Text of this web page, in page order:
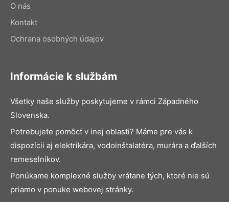
O nás
Kontakt
Ochrana osobných údajov
Informácie k službám
Všetky naše služby poskytujeme v rámci Západného
Slovenska.
Potrebujete pomôcť v inej oblasti? Máme pre vás k
dispozícii aj elektrikára, vodoinštalatéra, murára a ďalších
remeselníkov.
Ponúkame komplexné služby vrátane tých, ktoré nie sú
priamo v ponuke webovej stránky.